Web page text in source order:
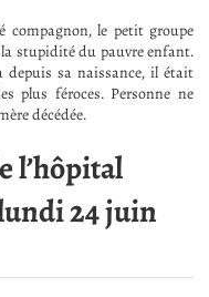
compagnon, le petit groupe
stupidité du pauvre enfant.
depuis sa naissance, il était
plus féroces. Personne ne
décédée.
l’hôpital
24 juin